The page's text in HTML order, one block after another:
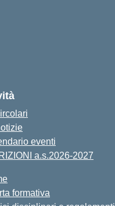
eventi
a.s.2026-2027
formativa